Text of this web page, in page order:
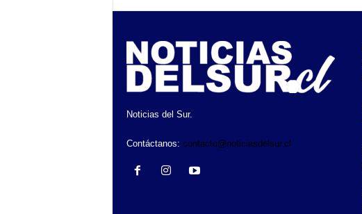
Noticias del Sur.
Contáctanos: contacto@noticiasdelsur.cl